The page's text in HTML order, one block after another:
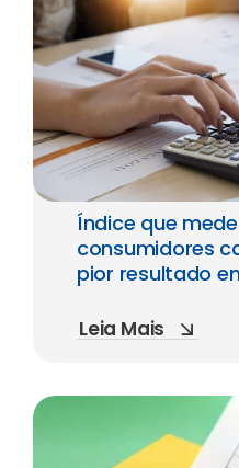
Índice que
consumidores
pior resultado
Leia Mais